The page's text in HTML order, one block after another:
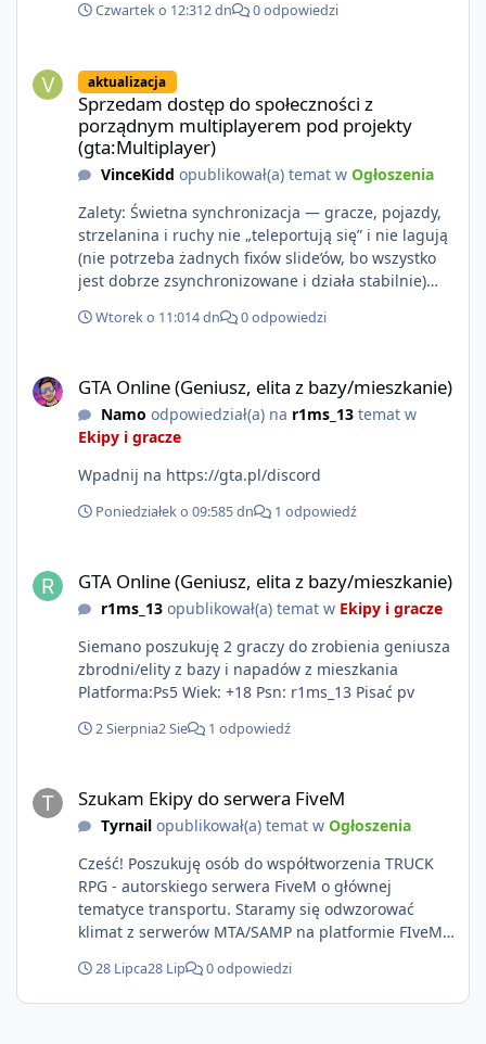
https://netflix.com/GTAVI Grand Theft Auto VI
https://www.rockstargames.com/VI.
Czwartek o 12:312 dn 0 odpowiedzi
aktualizacja
Sprzedam dostęp do społeczności z
porządnym multiplayerem pod projekty
(gta:Multiplayer)
VinceKidd opublikował(a) temat w Ogłoszenia
Zalety: Świetna synchronizacja — gracze, pojazdy,
strzelanina i ruchy nie „teleportują się” i nie lagują
(nie potrzeba żadnych fixów slide’ów, bo wszystko
jest dobrze zsynchronizowane i działa stabilnie)
poziomie multiplayera Wygodne pisanie własnych
Kontakt: Discord — vincekidd Telegram —
xvincekidd Wideo demonstracyjne:
https://youtu.be/8IrdoG8iFz4
Wtorek o 11:014 dn 0 odpowiedzi
GTA Online (Geniusz, elita z bazy/mieszkanie)
Namo odpowiedział(a) na r1ms_13temat w
Ekipy i gracze
Wpadnij na https://gta.pl/discord
Poniedziałek o 09:585 dn 1 odpowiedź
GTA Online (Geniusz, elita z bazy/mieszkanie)
r1ms_13opublikował(a) temat w Ekipy i gracze
Siemano poszukuję 2 graczy do zrobienia geniusza
zbrodni/elity z bazy i napadów z mieszkania
Platforma:Ps5 Wiek: +18 Psn: r1ms_13 Pisać pv
2 Sierpnia2 Sie 1 odpowiedź
Szukam Ekipy do serwera FiveM
Tyrnailopublikował(a) temat w Ogłoszenia
Cześć! Poszukuję osób do współtworzenia TRUCK
RPG - autorskiego serwera FiveM o głównej
tematyce transportu. Staramy się odwzorować
klimat z serwerów MTA/SAMP na platformie FIveM.
którzy chcą robić coś innego niż jeździć ciężarówką.
Projekt tworzony jest od podstaw z naciskiem na
28 Lipca28 Lip 0 odpowiedzi